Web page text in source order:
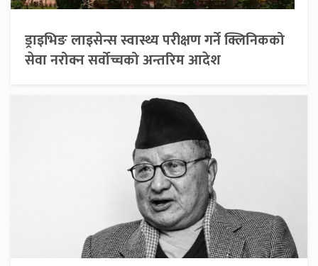
ड्राइभिङ लाइसेन्स स्वास्थ्य परीक्षण गर्ने क्लिनिकको
सेवा नरोक्न सर्वोच्चको अन्तरिम आदेश